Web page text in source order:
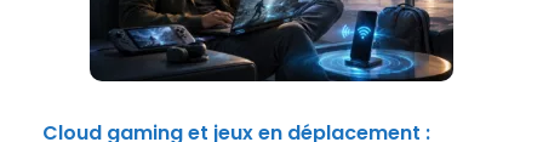
Cloud gaming et jeux en déplacement :